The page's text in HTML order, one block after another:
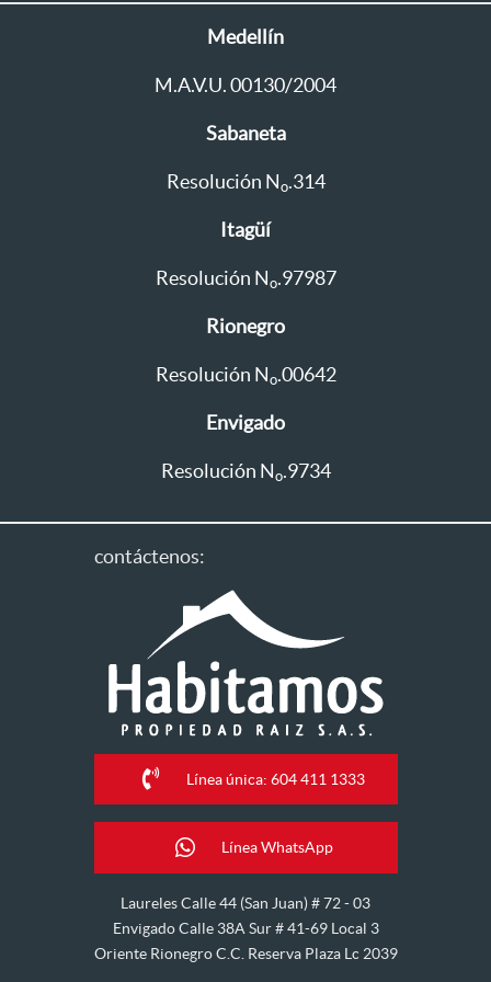
Medellín
M.A.V.U. 00130/2004
Sabaneta
Resolución No.314
Itagüí
Resolución No.97987
Rionegro
Resolución No.00642
Envigado
Resolución No.9734
contáctenos:
Línea única: 604 411 1333
Línea WhatsApp
Laureles Calle 44 (San Juan) # 72 - 03
Envigado Calle 38A Sur # 41-69 Local 3
Oriente Rionegro C.C. Reserva Plaza Lc 2039